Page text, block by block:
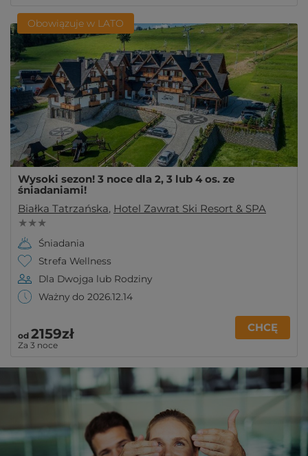
Obowiązuje w LATO
Wysoki sezon! 3 noce dla 2, 3 lub 4 os. ze
śniadaniami!
Białka Tatrzańska, Hotel Zawrat Ski Resort & SPA
★ ★ ★
Śniadania
Strefa Wellness
Dla Dwojga lub Rodziny
Ważny do 2026.12.14
od 2159zł
Za 3 noce
CHCĘ